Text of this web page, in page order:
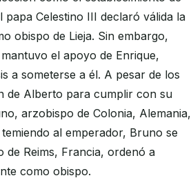
Celestino III declaró válida la
obispo de Lieja. Sin embargo,
el apoyo de Enrique,
a someterse a él. A pesar de los
de Alberto para cumplir con su
arzobispo de Colonia, Alemania,
al emperador, Bruno se
de Reims, Francia, ordenó a
como obispo.